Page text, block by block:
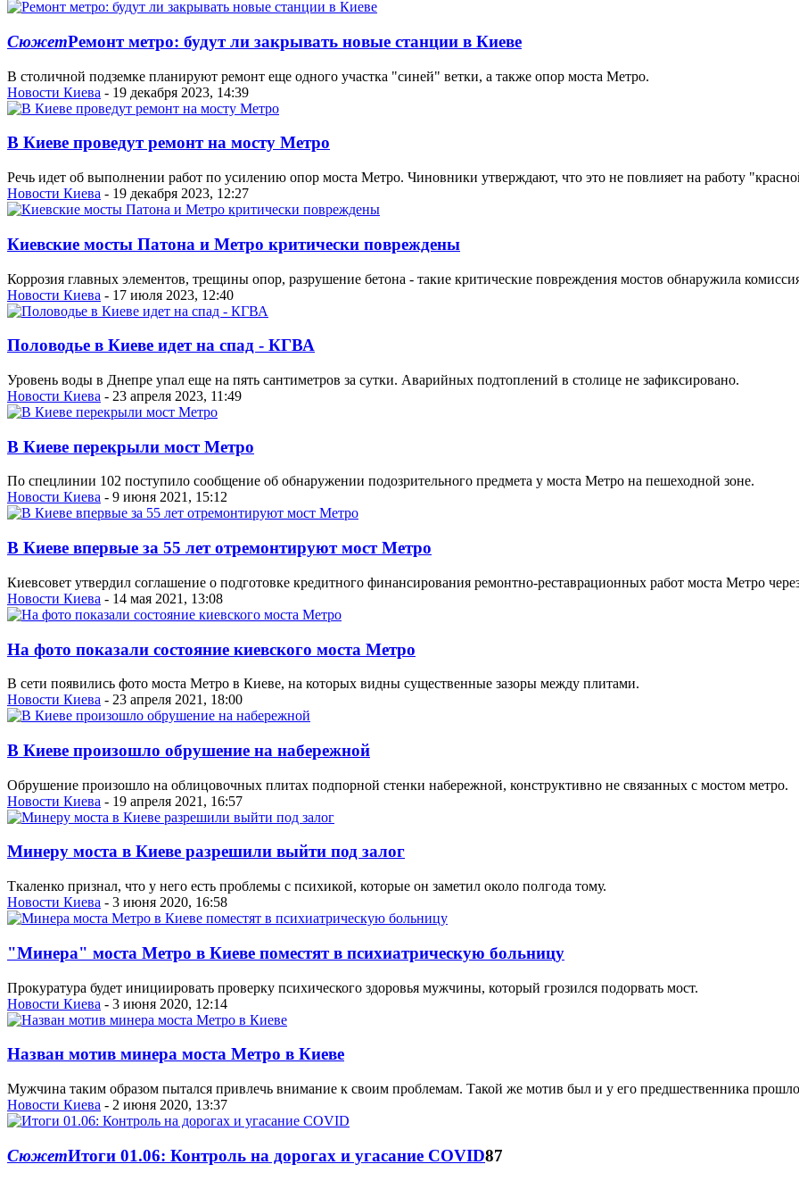
СюжетРемонт метро: будут ли закрывать новые станции в Киеве
В столичной подземке планируют ремонт еще одного участка "синей" ветки, а также опор моста Метро.
Новости Киева - 19 декабря 2023, 14:39
В Киеве проведут ремонт на мосту Метро
Речь идет об выполнении работ по усилению опор моста Метро. Чиновники утверждают, что это не повлияет на работу
Новости Киева - 19 декабря 2023, 12:27
Киевские мосты Патона и Метро критически повреждены
Коррозия главных элементов, трещины опор, разрушение бетона - такие критические повреждения мостов обнаружила
Новости Киева - 17 июля 2023, 12:40
Половодье в Киеве идет на спад - КГВА
Уровень воды в Днепре упал еще на пять сантиметров за сутки. Аварийных подтоплений в столице не зафиксировано.
Новости Киева - 23 апреля 2023, 11:49
В Киеве перекрыли мост Метро
По спецлинии 102 поступило сообщение об обнаружении подозрительного предмета у моста Метро на пешеходной зоне.
Новости Киева - 9 июня 2021, 15:12
В Киеве впервые за 55 лет отремонтируют мост Метро
Киевсовет утвердил соглашение о подготовке кредитного финансирования ремонтно-реставрационных работ моста Метро
Новости Киева - 14 мая 2021, 13:08
На фото показали состояние киевского моста Метро
В сети появились фото моста Метро в Киеве, на которых видны существенные зазоры между плитами.
Новости Киева - 23 апреля 2021, 18:00
В Киеве произошло обрушение на набережной
Обрушение произошло на облицовочных плитах подпорной стенки набережной, конструктивно не связанных с мостом метро.
Новости Киева - 19 апреля 2021, 16:57
Минеру моста в Киеве разрешили выйти под залог
Ткаленко признал, что у него есть проблемы с психикой, которые он заметил около полгода тому.
Новости Киева - 3 июня 2020, 16:58
"Минера" моста Метро в Киеве поместят в психиатрическую больницу
Прокуратура будет инициировать проверку психического здоровья мужчины, который грозился подорвать мост.
Новости Киева - 3 июня 2020, 12:14
Назван мотив минера моста Метро в Киеве
Мужчина таким образом пытался привлечь внимание к своим проблемам. Такой же мотив был и у его предшественника
Новости Киева - 2 июня 2020, 13:37
СюжетИтоги 01.06: Контроль на дорогах и угасание COVID87